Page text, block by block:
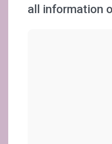
all information